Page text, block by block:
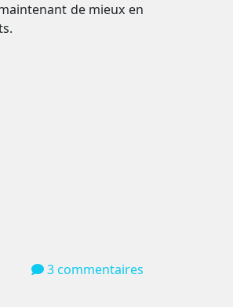
de mieux en
3 commentaires